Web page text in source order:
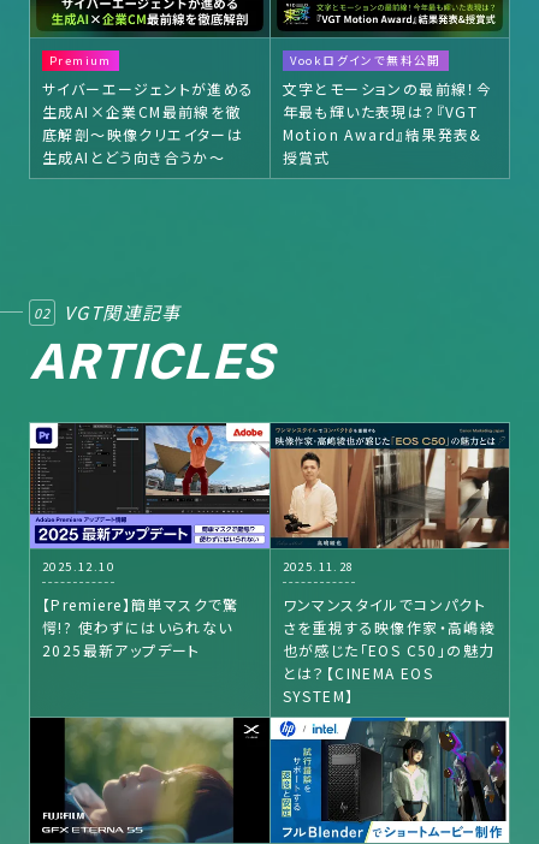
Premium
サイバーエージェントが進める
生成AI×企業CM最前線を徹
底解剖～映像クリエイターは
生成AIとどう向き合うか～
Vookログインで無料公開
文字とモーションの最前線！今
年最も輝いた表現は？『VGT
Motion Award』結果発表&
授賞式
02 VGT関連記事
ARTICLES
2025.12.10
【Premiere】簡単マスクで驚
愕!? 使わずにはいられない
2025最新アップデート
2025.11.28
ワンマンスタイルでコンパクト
さを重視する映像作家・高嶋綾
也が感じた「EOS C50」の魅力
とは？【CINEMA EOS
SYSTEM】